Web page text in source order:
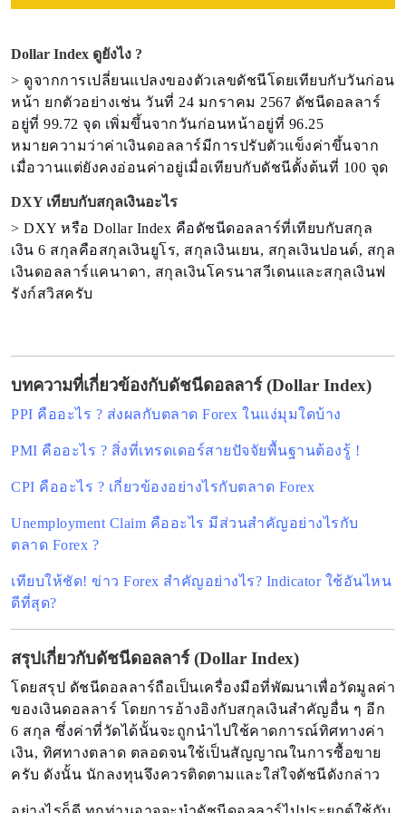
Dollar Index ดูยังไง ?
> ดูจากการเปลี่ยนแปลงของตัวเลขดัชนีโดยเทียบกับวันก่อน
หน้า ยกตัวอย่างเช่น วันที่ 24 มกราคม 2567 ดัชนีดอลลาร์
อยู่ที่ 99.72 จุด เพิ่มขึ้นจากวันก่อนหน้าอยู่ที่ 96.25
หมายความว่าค่าเงินดอลลาร์มีการปรับตัวแข็งค่าขึ้นจาก
เมื่อวานแต่ยังคงอ่อนค่าอยู่เมื่อเทียบกับดัชนีตั้งต้นที่ 100 จุด
DXY เทียบกับสกุลเงินอะไร
> DXY หรือ Dollar Index คือดัชนีดอลลาร์ที่เทียบกับสกุล
เงิน 6 สกุลคือสกุลเงินยูโร, สกุลเงินเยน, สกุลเงินปอนด์, สกุล
เงินดอลลาร์แคนาดา, สกุลเงินโครนาสวีเดนและสกุลเงินฟ
รังก์สวิสครับ
บทความที่เกี่ยวข้องกับดัชนีดอลลาร์ (Dollar Index)
PPI คืออะไร ? ส่งผลกับตลาด Forex ในแง่มุมใดบ้าง
PMI คืออะไร ? สิ่งที่เทรดเดอร์สายปัจจัยพื้นฐานต้องรู้ !
CPI คืออะไร ? เกี่ยวข้องอย่างไรกับตลาด Forex
Unemployment Claim คืออะไร มีส่วนสำคัญอย่างไรกับ
ตลาด Forex ?
เทียบให้ชัด! ข่าว Forex สำคัญอย่างไร? Indicator ใช้อันไหน
ดีที่สุด?
สรุปเกี่ยวกับดัชนีดอลลาร์ (Dollar Index)
โดยสรุป ดัชนีดอลลาร์ถือเป็นเครื่องมือที่พัฒนาเพื่อวัดมูลค่า
ของเงินดอลลาร์ โดยการอ้างอิงกับสกุลเงินสำคัญอื่น ๆ อีก
6 สกุล ซึ่งค่าที่วัดได้นั้นจะถูกนำไปใช้คาดการณ์ทิศทางค่า
เงิน, ทิศทางตลาด ตลอดจนใช้เป็นสัญญาณในการซื้อขาย
ครับ ดังนั้น นักลงทุนจึงควรติดตามและใส่ใจดัชนีดังกล่าว